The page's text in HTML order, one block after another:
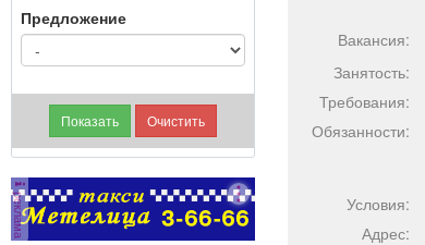
Предложение
реклама
Вакансия:
Занятость:
Требования:
Обязанности:
Условия:
Адрес: